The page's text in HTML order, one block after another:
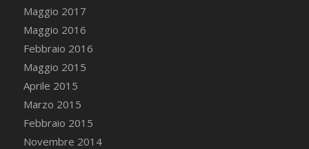
Maggio 2017
Maggio 2016
Febbraio 2016
Maggio 2015
Aprile 2015
Marzo 2015
Febbraio 2015
Novembre 2014